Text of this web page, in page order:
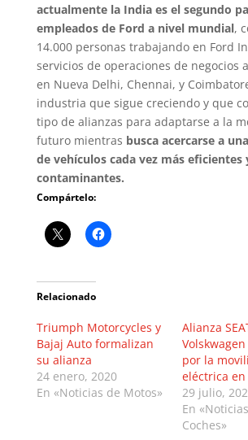
actualmente la India es el segundo
empleados de Ford a nivel mundial,
14.000 personas trabajando en Ford
servicios de operaciones de negocios
en Nueva Delhi, Chennai, y
industria que sigue creciendo y que
tipo de alianzas para adaptarse a la
futuro mientras busca acercarse a
de vehículos cada vez más eficientes
contaminantes.
Compártelo:
Relacionado
Triumph Motorcycles y
Bajaj Auto formalizan
su alianza
24 enero, 2020
En «Noticias de Motos»
Alianza
por la
eléctrica en
29 julio,
En
Coches»